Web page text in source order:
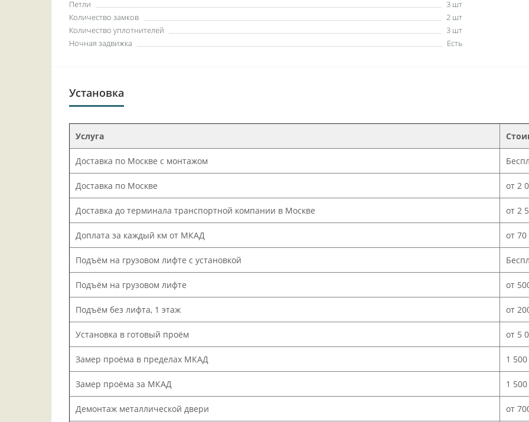
Петли
3 шт
Количество замков
2 шт
Количество уплотнителей
3 шт
Ночная задвижка
Есть
Установка
Услуга
Доставка по Москве с монтажом
Доставка по Москве от 2
Доставка до терминала транспортной компании в Москве от 2
Доплата за каждый км от МКАД от
Подъём на грузовом лифте с установкой
Подъём на грузовом лифте от
Подъём без лифта, 1 этаж от
Установка в готовый проём от 5
Замер проёма в пределах МКАД 1
Замер проёма за МКАД 1
Демонтаж металлической двери от